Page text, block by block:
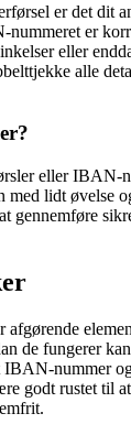
er det dit
er
eller
alle
eller IBAN-
lidt øvelse
gennemføre
de fungerer
nummer
godt rustet til